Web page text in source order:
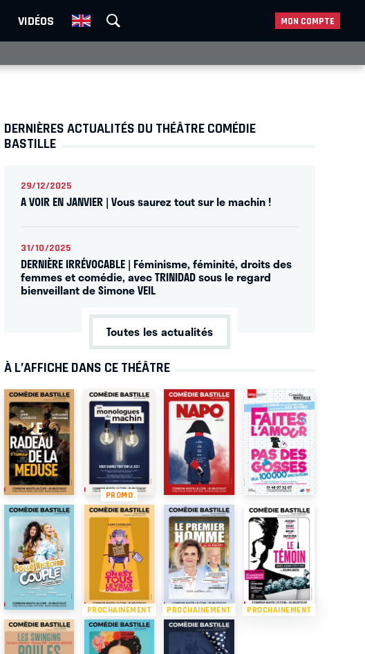
VIDÉOS MON COMPTE
DERNIÈRES ACTUALITÉS DU THÉÂTRE COMÉDIE
BASTILLE
29/12/2025
A VOIR EN JANVIER | Vous saurez tout sur le machin !
31/10/2025
DERNIÈRE IRRÉVOCABLE | Féminisme, féminité, droits des
femmes et comédie, avec TRINIDAD sous le regard
bienveillant de Simone VEIL
Toutes les actualités
À L’AFFICHE DANS CE THÉÂTRE
PROMO
PROCHAINEMENT PROCHAINEMENT PROCHAINEMENT